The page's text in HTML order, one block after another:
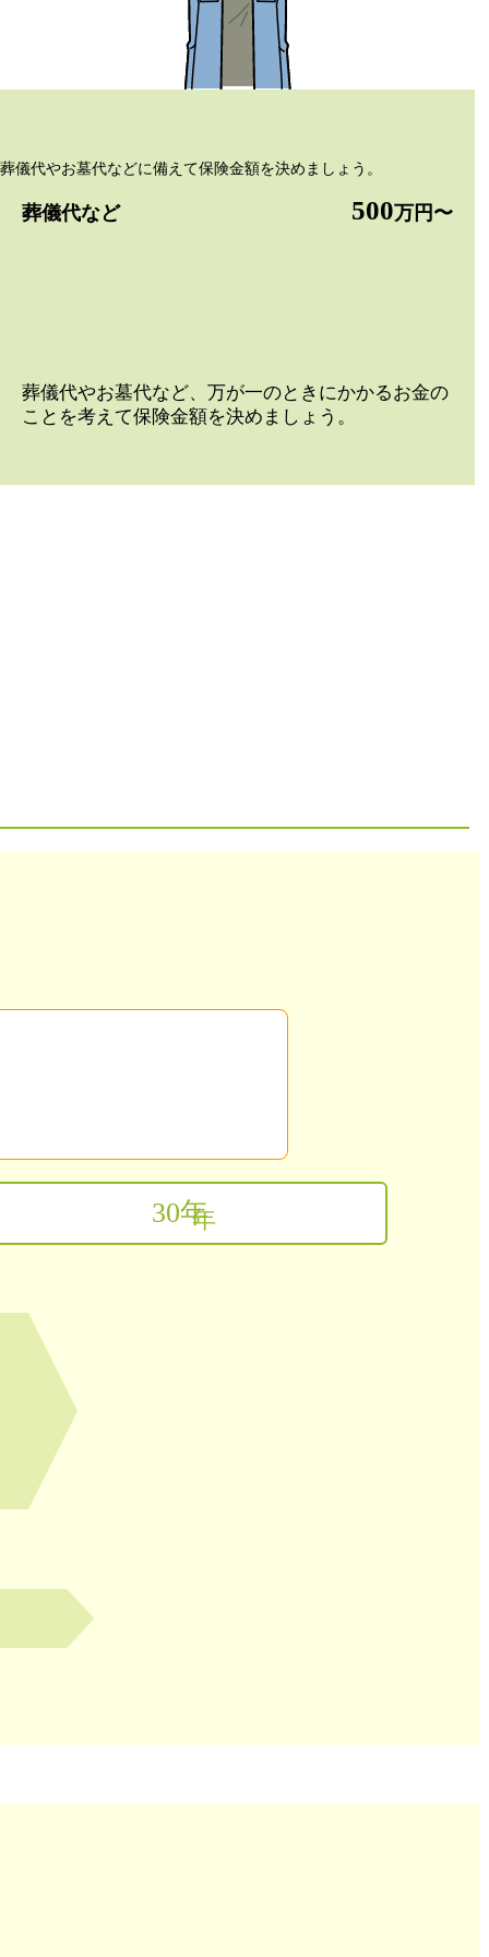
葬儀代やお墓代などに備えて保険金額を決めましょう。
葬儀代など 500万円〜
葬儀代やお墓代など、万が一のときにかかるお金の
ことを考えて保険金額を決めましょう。
30年
年